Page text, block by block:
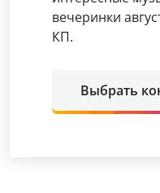
вечеринки
КП.
Выбрать